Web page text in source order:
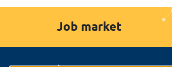
Job market